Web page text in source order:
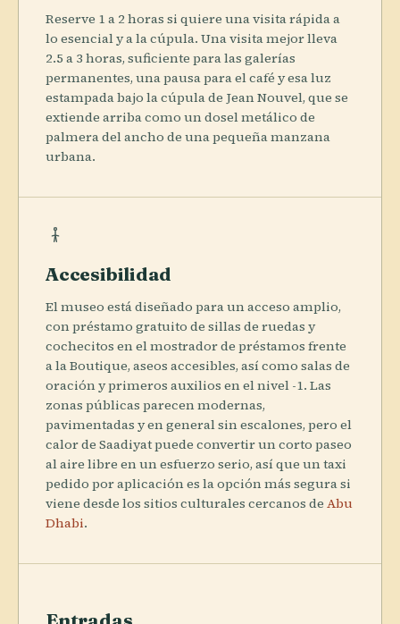
Reserve 1 a 2 horas si quiere una visita rápida a
lo esencial y a la cúpula. Una visita mejor lleva
2.5 a 3 horas, suficiente para las galerías
permanentes, una pausa para el café y esa luz
estampada bajo la cúpula de Jean Nouvel, que se
extiende arriba como un dosel metálico de
palmera del ancho de una pequeña manzana
urbana.
Accesibilidad
El museo está diseñado para un acceso amplio,
con préstamo gratuito de sillas de ruedas y
cochecitos en el mostrador de préstamos frente
a la Boutique, aseos accesibles, así como salas de
oración y primeros auxilios en el nivel -1. Las
zonas públicas parecen modernas,
pavimentadas y en general sin escalones, pero el
calor de Saadiyat puede convertir un corto paseo
al aire libre en un esfuerzo serio, así que un taxi
pedido por aplicación es la opción más segura si
viene desde los sitios culturales cercanos de Abu
Dhabi.